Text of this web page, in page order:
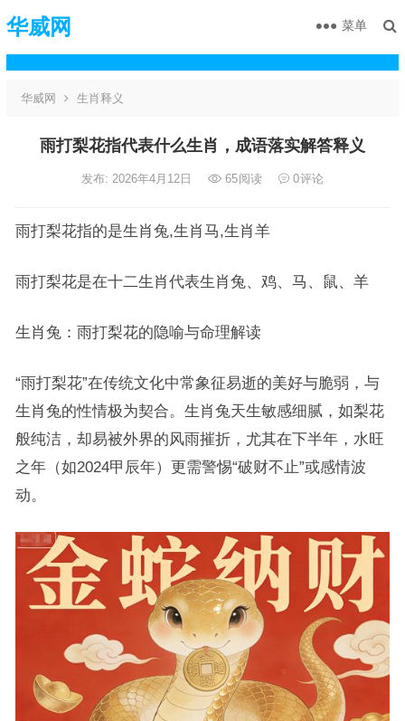
华威网 菜单
华威网 生肖释义
雨打梨花指代表什么生肖，成语落实解答释义
发布: 2026年4月12日 65阅读 0评论
雨打梨花指的是生肖兔,生肖马,生肖羊
雨打梨花是在十二生肖代表生肖兔、鸡、马、鼠、羊
生肖兔：雨打梨花的隐喻与命理解读
“雨打梨花”在传统文化中常象征易逝的美好与脆弱，与
生肖兔的性情极为契合。生肖兔天生敏感细腻，如梨花
般纯洁，却易被外界的风雨摧折，尤其在下半年，水旺
之年（如2024甲辰年）更需警惕“破财不止”或感情波
动。